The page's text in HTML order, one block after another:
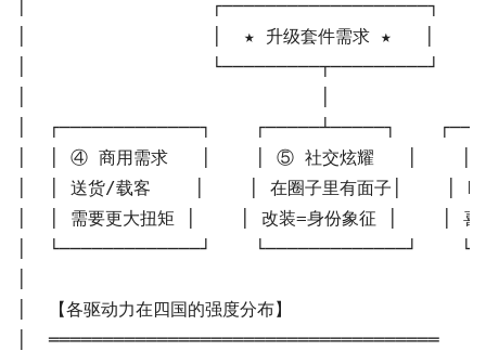
│
│                 │  ★ 升级套件需求 ★
│
│  ┌─────────────┐    ┌─────┴─────┐
│  │ ④ 商用需求   │    │ ⑤ 社交炫耀   │
│  │ 送货/载客    │    │ 在圈子里有面子│
│  │ 需要更大扭矩 │    │ 改装=身份象征 │    │
│  └─────────────┘    └─────────────┘
│  【各驱动力在四国的强度分布】
│